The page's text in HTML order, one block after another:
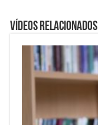
Vídeos Relacionados